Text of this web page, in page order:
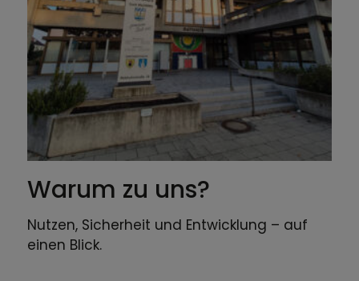
Warum zu uns?
Nutzen, Sicherheit und Entwicklung – auf
einen Blick.